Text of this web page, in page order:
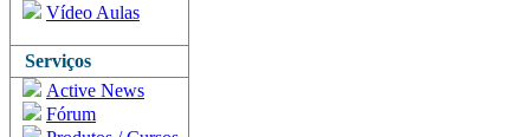
Vídeo Aulas
Serviços
Active News
Fórum